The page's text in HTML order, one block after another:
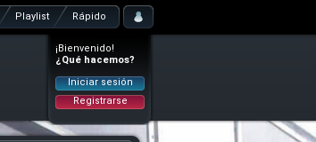
Playlist Rápido
¡Bienvenido!
¿Qué hacemos?
Iniciar sesión
Registrarse